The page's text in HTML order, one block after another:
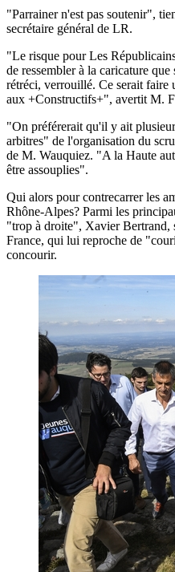
"Parrainer n'est pas soutenir",
secrétaire général de LR.
"Le risque pour Les
de ressembler à la caricature
rétréci, verrouillé. Ce serait faire
aux +Constructifs+", avertit M.
"On préférerait qu'il y ait
arbitres" de l'organisation du
de M. Wauquiez. "A la Haute
être assouplies".
Qui alors pour contrecarrer les
Rhône-Alpes? Parmi les
"trop à droite", Xavier Bertrand,
France, qui lui reproche de
concourir.